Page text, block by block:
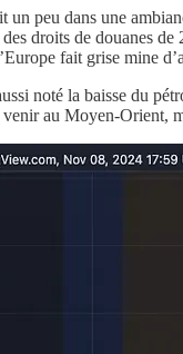
un peu dans une
droits de douanes
fait grise mine
noté la baisse du
au Moyen-Orient,